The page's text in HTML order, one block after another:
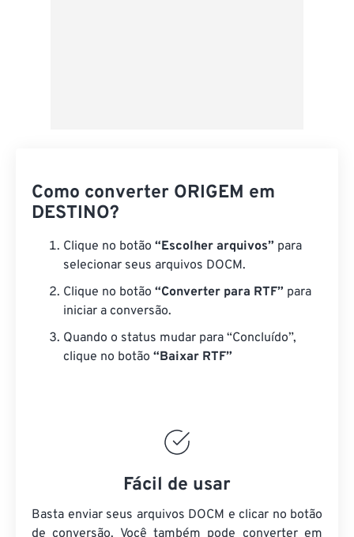
Como converter ORIGEM em
DESTINO?
Clique no botão “Escolher arquivos” para
selecionar seus arquivos DOCM.
Clique no botão “Converter para RTF” para
iniciar a conversão.
Quando o status mudar para “Concluído”,
clique no botão “Baixar RTF”
Fácil de usar
Basta enviar seus arquivos DOCM e clicar no botão
de conversão. Você também pode converter em